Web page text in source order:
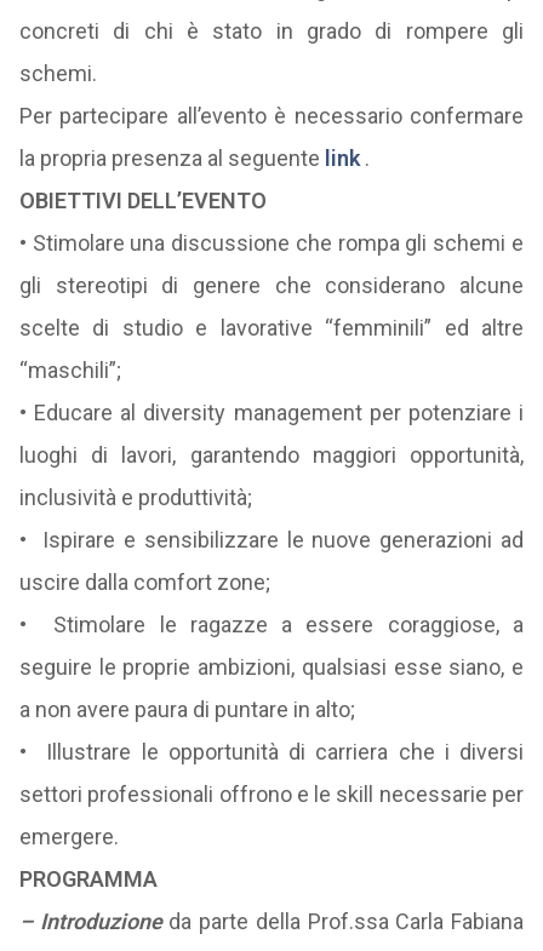
concreti di chi è stato in grado di rompere gli
schemi.
Per partecipare all’evento è necessario confermare
la propria presenza al seguente link .
OBIETTIVI DELL’EVENTO
• Stimolare una discussione che rompa gli schemi e
gli stereotipi di genere che considerano alcune
scelte di studio e lavorative “femminili” ed altre
“maschili”;
• Educare al diversity management per potenziare i
luoghi di lavori, garantendo maggiori opportunità,
inclusività e produttività;
• Ispirare e sensibilizzare le nuove generazioni ad
uscire dalla comfort zone;
• Stimolare le ragazze a essere coraggiose, a
seguire le proprie ambizioni, qualsiasi esse siano, e
a non avere paura di puntare in alto;
• Illustrare le opportunità di carriera che i diversi
settori professionali offrono e le skill necessarie per
emergere.
PROGRAMMA
– Introduzione da parte della Prof.ssa Carla Fabiana